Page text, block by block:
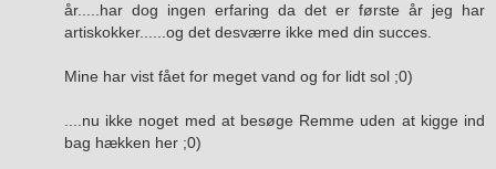
år.....har dog ingen erfaring da det er første år jeg har
artiskokker......og det desværre ikke med din succes.
Mine har vist fået for meget vand og for lidt sol ;0)
....nu ikke noget med at besøge Remme uden at kigge ind
bag hækken her ;0)